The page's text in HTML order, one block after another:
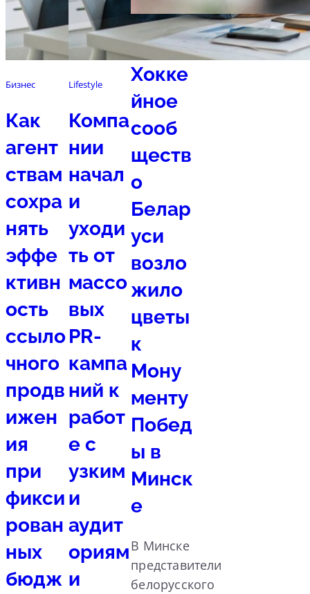
Бизнес
Как
агент
ствам
сохра
нять
эффе
ктивн
ость
ссыло
чного
продв
ижен
ия
при
фикси
рован
ных
бюдж
Lifestyle
Компа
нии
начал
и
уходи
ть от
массо
вых
PR-
кампа
ний к
работ
е с
узким
и
аудит
ориям
и
Спорт
Хокке
йное
сооб
ществ
о
Белар
уси
возло
жило
цветы
к
Мону
менту
Побед
ы в
Минск
е
В Минске
представители
белорусского